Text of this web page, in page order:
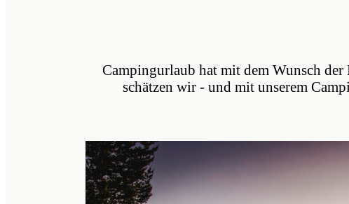
Campingurlaub hat mit dem Wunsch
schätzen wir - und mit unserem